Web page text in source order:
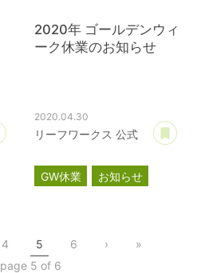
あとで読む
2020年 ゴールデンウィ
ーク休業のお知らせ
2020.04.30
リーフワークス 公式
GW休業 お知らせ
4 5 6 ›
»
page 5 of 6